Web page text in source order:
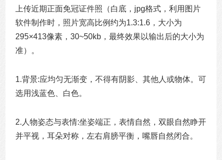
上传近期正面免冠证件照（白底，jpg格式，利用图片
软件制作时，照片宽高比例约为1.3:1.6，大小为
295×413像素，30~50kb，最终效果以输出后的大小为
准）。
1.背景:应均匀无渐变，不得有阴影、其他人或物体。可
选用浅蓝色、白色。
2. 人物姿态与表情:坐姿端正，表情自然，双眼自然睁开
并平视，耳朵对称，左右肩膀平衡，嘴唇自然闭合。